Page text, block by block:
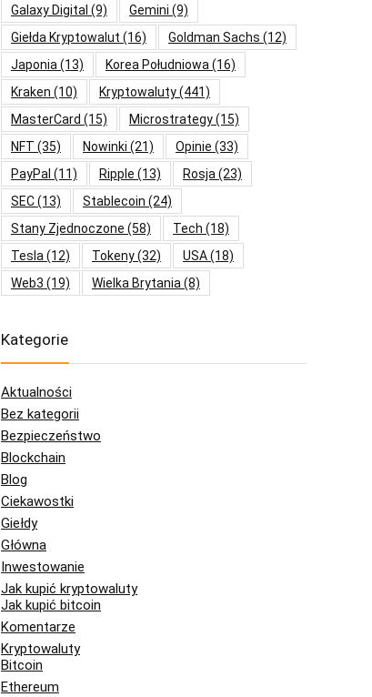
Galaxy Digital (9) Gemini (9)
Giełda Kryptowalut (16) Goldman Sachs (12)
Japonia (13) Korea Południowa (16)
Kraken (10) Kryptowaluty(441)
MasterCard (15) Microstrategy(15)
NFT (35) Nowinki (21) Opinie (33)
PayPal (11) Ripple (13) Rosja (23)
SEC(13) Stablecoin (24)
Stany Zjednoczone (58) Tech (18)
Tesla (12) Tokeny(32) USA(18)
Web3 (19) Wielka Brytania (8)
Kategorie
Aktualności
Bez kategorii
Bezpieczeństwo
Blockchain
Blog
Ciekawostki
Giełdy
Główna
Inwestowanie
Jak kupić kryptowaluty
Jak kupić bitcoin
Komentarze
Kryptowaluty
Bitcoin
Ethereum